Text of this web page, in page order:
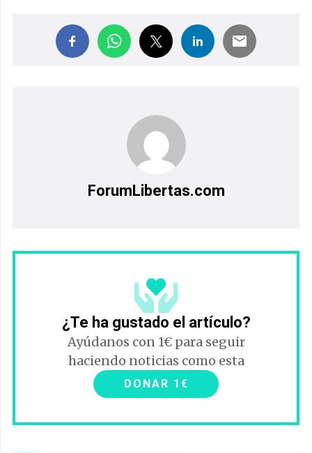
ForumLibertas.com
¿Te ha gustado el artículo?
Ayúdanos con 1€ para seguir
haciendo noticias como esta
DONAR 1€